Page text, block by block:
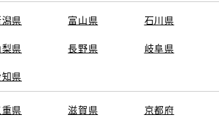
県 富山県 石川県
県 長野県 岐阜県
県
県 滋賀県 京都府
しは、岐阜トヨ